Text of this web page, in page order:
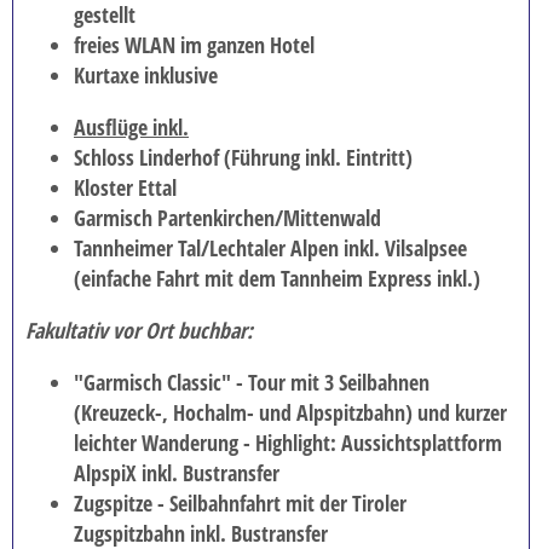
gestellt
freies WLAN im ganzen Hotel
Kurtaxe inklusive
Ausflüge inkl.
Schloss Linderhof (Führung inkl. Eintritt)
Kloster Ettal
Garmisch Partenkirchen/Mittenwald
Tannheimer Tal/Lechtaler Alpen inkl. Vilsalpsee
(einfache Fahrt mit dem Tannheim Express inkl.)
Fakultativ vor Ort buchbar:
"Garmisch Classic" - Tour mit 3 Seilbahnen
(Kreuzeck-, Hochalm- und Alpspitzbahn) und kurzer
leichter Wanderung - Highlight: Aussichtsplattform
AlpspiX inkl. Bustransfer
Zugspitze - Seilbahnfahrt mit der Tiroler
Zugspitzbahn inkl. Bustransfer